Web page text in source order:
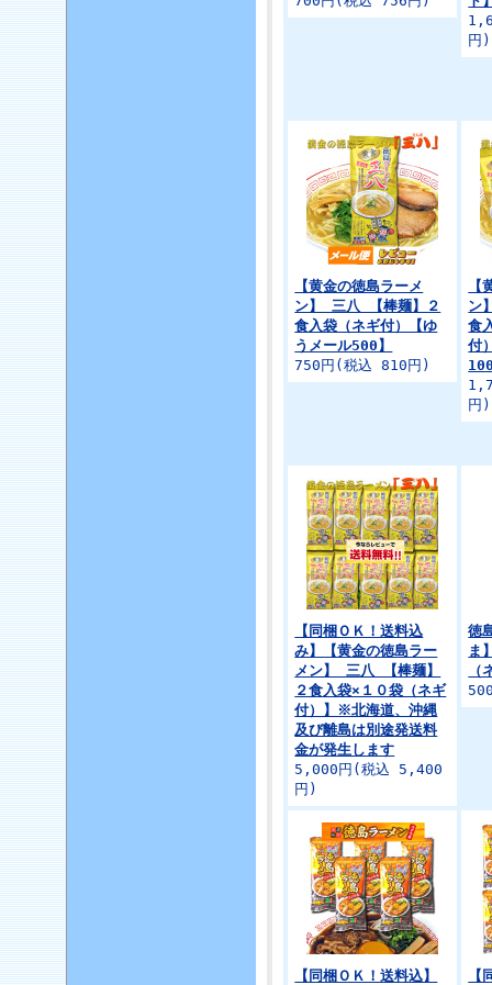
円)
【黄金の徳島ラーメ
ン】 三八 【棒麺】２
食入袋（ネギ付）【ゆ
うメール500】
750円(税込 810円)
ン
食
付
円)
【同梱ＯＫ！送料込
み】【黄金の徳島ラー
メン】 三八 【棒麺】
２食入袋×１０袋（ネギ
付）】※北海道、沖縄
及び離島は別途発送料
金が発生します
5,000円(税込 5,400
円)
徳
ま
（
【同梱ＯＫ！送料込】